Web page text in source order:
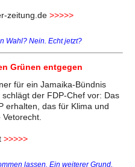
zeitung.de >>>>>
Wahl? Nein. Echt jetzt?
Grünen entgegen
für ein Jamaika-Bündnis
der FDP-Chef vor: Das
erhalten, das für Klima und
>>>>>
lassen. Ein weiterer Grund,